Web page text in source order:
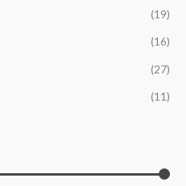
(19)
(16)
(27)
(11)